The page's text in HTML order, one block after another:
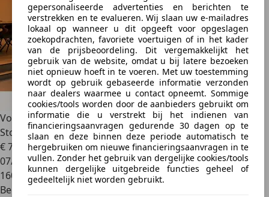
gepersonaliseerde advertenties en berichten te
verstrekken en te evalueren. Wij slaan uw e-mailadres
lokaal op wanneer u dit opgeeft voor opgeslagen
zoekopdrachten, favoriete voertuigen of in het kader
van de prijsbeoordeling. Dit vergemakkelijkt het
gebruik van de website, omdat u bij latere bezoeken
niet opnieuw hoeft in te voeren. Met uw toestemming
wordt op gebruik gebaseerde informatie verzonden
naar dealers waarmee u contact opneemt. Sommige
cookies/tools worden door de aanbieders gebruikt om
informatie die u verstrekt bij het indienen van
financieringsaanvragen gedurende 30 dagen op te
slaan en deze binnen deze periode automatisch te
hergebruiken om nieuwe financieringsaanvragen in te
vullen. Zonder het gebruik van dergelijke cookies/tools
kunnen dergelijke uitgebreide functies geheel of
gedeeltelijk niet worden gebruikt.
Volkswagen Passat1.8 TSI Highline | Trekhaak |
Stoelverwarming | Cr
€ 7.990
07/2011
160.436 km
Benzine